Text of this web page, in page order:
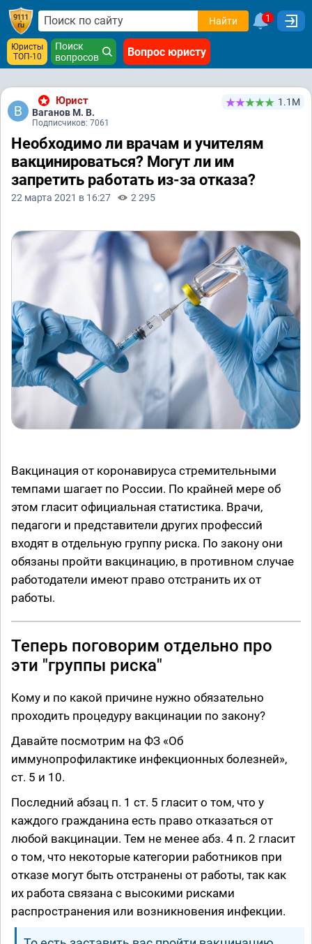
Найти 1
Юристы
ТОП-10
Поиск
вопросов
Вопрос юристу
Юрист
Ваганов М. В.
Подписчиков: 7061
1.1М
Необходимо ли врачам и учителям
вакцинироваться? Могут ли им
запретить работать из-за отказа?
22 марта 2021 в 16:27 2 295
Вакцинация от коронавируса стремительными
темпами шагает по России. По крайней мере об
этом гласит официальная статистика. Врачи,
педагоги и представители других профессий
входят в отдельную группу риска. По закону они
обязаны пройти вакцинацию, в противном случае
работодатели имеют право отстранить их от
работы.
Теперь поговорим отдельно про
эти "группы риска"
Кому и по какой причине нужно обязательно
проходить процедуру вакцинации по закону?
Давайте посмотрим на ФЗ «Об
иммунопрофилактике инфекционных болезней»,
ст. 5 и 10.
Последний абзац п. 1 ст. 5 гласит о том, что у
каждого гражданина есть право отказаться от
любой вакцинации. Тем не менее абз. 4 п. 2 гласит
о том, что некоторые категории работников при
отказе могут быть отстранены от работы, так как
их работа связана с высокими рисками
распространения или возникновения инфекции.